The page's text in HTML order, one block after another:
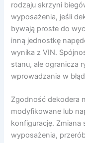
rodzaju skrzyni
wyposażenia, jeśli
bywają proste do
inną jednostkę
wynika z VIN.
stanu, ale ogranicza
wprowadzania w
Zgodność dekodera
modyfikowane lub
konfigurację. Zmiana
wyposażenia,